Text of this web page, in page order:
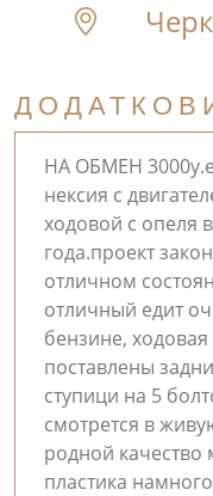
НА ОБМЕН
нексия с
ходовой с опеля
года.проект
отличном
отличный едит
бензине,
поставлены
ступици на 5
смотрется в
родной качество
пластика